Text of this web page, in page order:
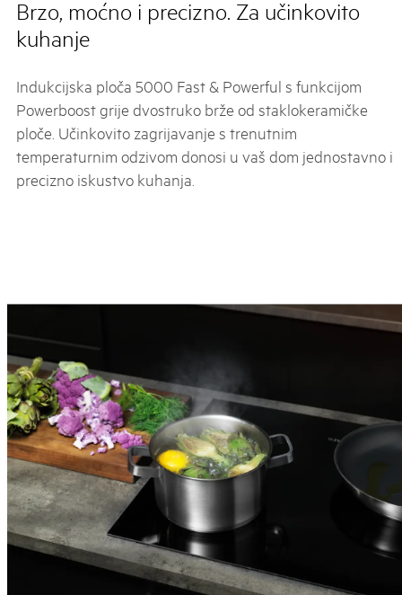
Brzo, moćno i precizno. Za učinkovito
kuhanje
Indukcijska ploča 5000 Fast & Powerful s funkcijom
Powerboost grije dvostruko brže od staklokeramičke
ploče. Učinkovito zagrijavanje s trenutnim
temperaturnim odzivom donosi u vaš dom jednostavno i
precizno iskustvo kuhanja.